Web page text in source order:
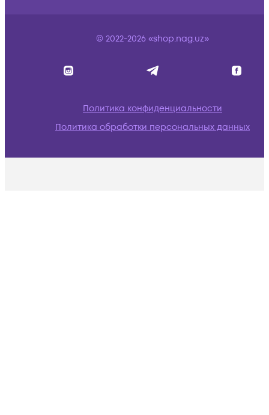
© 2022-2026 «shop.nag.uz»
Политика конфиденциальности
Политика обработки персональных данных